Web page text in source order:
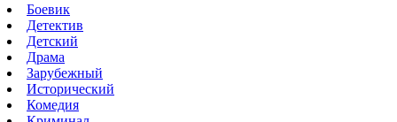
Боевик
Детектив
Детский
Драма
Зарубежный
Исторический
Комедия